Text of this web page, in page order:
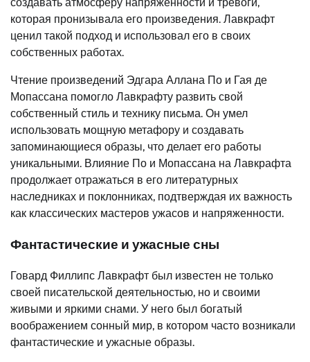
создавать атмосферу напряженности и тревоги,
которая пронизывала его произведения. Лавкрафт
ценил такой подход и использовал его в своих
собственных работах.
Чтение произведений Эдгара Аллана По и Гая де
Мопассана помогло Лавкрафту развить свой
собственный стиль и технику письма. Он умел
использовать мощную метафору и создавать
запоминающиеся образы, что делает его работы
уникальными. Влияние По и Мопассана на Лавкрафта
продолжает отражаться в его литературных
наследниках и поклонниках, подтверждая их важность
как классических мастеров ужасов и напряженности.
Фантастические и ужасные сны
Говард Филлипс Лавкрафт был известен не только
своей писательской деятельностью, но и своими
живыми и яркими снами. У него был богатый
воображением сонный мир, в котором часто возникали
фантастические и ужасные образы.